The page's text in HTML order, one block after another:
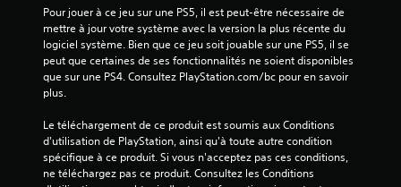
2
4
2
6
Pour jouer à ce jeu sur une PS5, il est peut-être nécessaire de
mettre à jour votre système avec la version la plus récente du
logiciel système. Bien que ce jeu soit jouable sur une PS5, il se
peut que certaines de ses fonctionnalités ne soient disponibles
que sur une PS4. Consultez PlayStation.com/bc pour en savoir
plus.
Le téléchargement de ce produit est soumis aux Conditions
d'utilisation de PlayStation, ainsi qu'à toute autre condition
spécifique à ce produit. Si vous n'acceptez pas ces conditions,
ne téléchargez pas ce produit. Consultez les Conditions